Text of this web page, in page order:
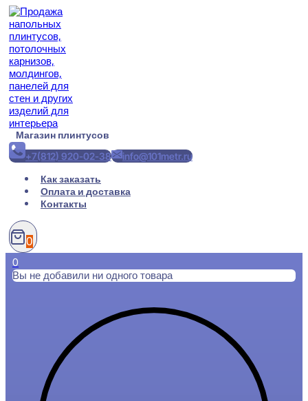
Перейти
содержимому
Магазин плинтусов
+7(812) 920-02-38
info@101metr.ru
Как заказать
Оплата и доставка
Контакты
0
0
Вы не добавили ни одного товара